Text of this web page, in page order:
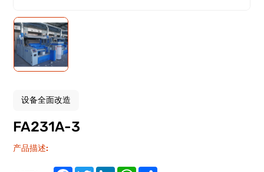
设备全面改造
FA231A-3
产品描述: